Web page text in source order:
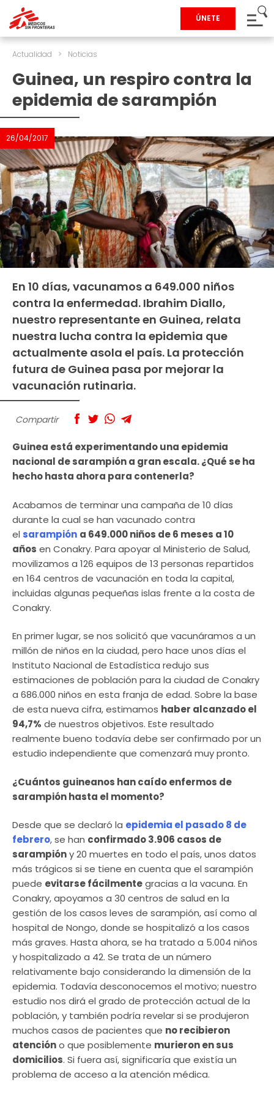
ÚNETE
Actualidad > Noticias
Guinea, un respiro contra la
epidemia de sarampión
26/04/2017
En 10 días, vacunamos a 649.000 niños
contra la enfermedad. Ibrahim Diallo,
nuestro representante en Guinea, relata
nuestra lucha contra la epidemia que
actualmente asola el país. La protección
futura de Guinea pasa por mejorar la
vacunación rutinaria.
Compartir
Guinea está experimentando una epidemia
nacional de sarampión a gran escala. ¿Qué se ha
hecho hasta ahora para contenerla?
Acabamos de terminar una campaña de 10 días
durante la cual se han vacunado contra
el sarampión a 649.000 niños de 6 meses a 10
años en Conakry. Para apoyar al Ministerio de Salud,
movilizamos a 126 equipos de 13 personas repartidos
en 164 centros de vacunación en toda la capital,
incluidas algunas pequeñas islas frente a la costa de
Conakry.
En primer lugar, se nos solicitó que vacunáramos a un
millón de niños en la ciudad, pero hace unos días el
Instituto Nacional de Estadística redujo sus
estimaciones de población para la ciudad de Conakry
a 686.000 niños en esta franja de edad. Sobre la base
de esta nueva cifra, estimamos haber alcanzado el
94,7% de nuestros objetivos. Este resultado
realmente bueno todavía debe ser confirmado por un
estudio independiente que comenzará muy pronto.
¿Cuántos guineanos han caído enfermos de
sarampión hasta el momento?
Desde que se declaró la epidemia el pasado 8 de
febrero, se han confirmado 3.906 casos de
sarampióny 20 muertes en todo el país, unos datos
más trágicos si se tiene en cuenta que el sarampión
puede evitarse fácilmentegracias a la vacuna. En
Conakry, apoyamos a 30 centros de salud en la
gestión de los casos leves de sarampión, así como al
hospital de Nongo, donde se hospitalizó a los casos
más graves. Hasta ahora, se ha tratado a 5.004 niños
y hospitalizado a 42. Se trata de un número
relativamente bajo considerando la dimensión de la
epidemia. Todavía desconocemos el motivo; nuestro
estudio nos dirá el grado de protección actual de la
población, y también podría revelar si se produjeron
muchos casos de pacientes que no recibieron
atencióno que posiblemente murieron en sus
domicilios. Si fuera así, significaría que existía un
problema de acceso a la atención médica.